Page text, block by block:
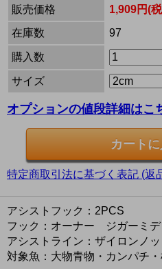
販売価格
1,909円(
在庫数
97
購入数
サイズ
オプションの値段詳細はこ
特定商取引法に基づく表記 (返
アシストフック：2PCS
フック：オーナー ジガーミデ
アシストライン：ザイロンノ
対象魚：大物青物・カンパチ